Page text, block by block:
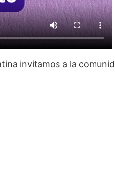
invitamos a la